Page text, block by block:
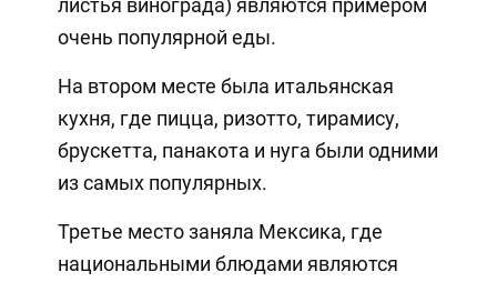
листья винограда) являются примером
очень популярной еды.
На втором месте была итальянская
кухня, где пицца, ризотто, тирамису,
брускетта, панакота и нуга были одними
из самых популярных.
Третье место заняла Мексика, где
национальными блюдами являются